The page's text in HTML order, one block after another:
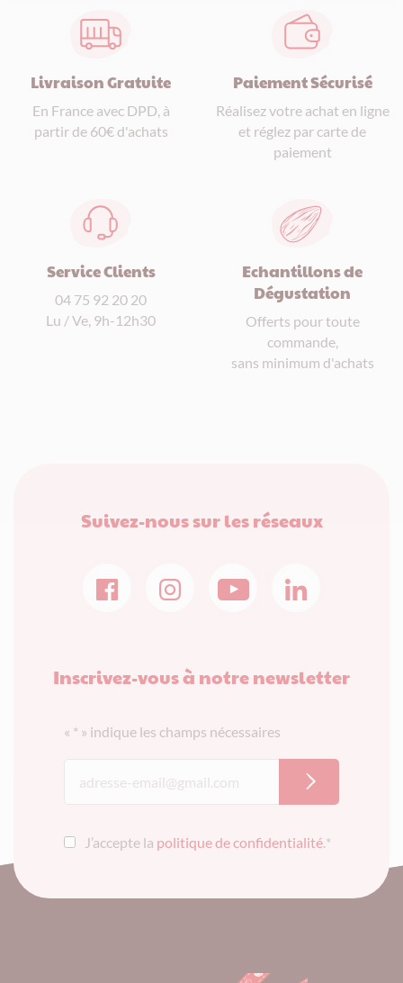
Livraison Gratuite
En France avec DPD, à
partir de 60€ d'achats
Paiement Sécurisé
Réalisez votre achat en ligne
et réglez par carte de
paiement
Service Clients
04 75 92 20 20
Lu / Ve, 9h-12h30
Echantillons de
Dégustation
Offerts pour toute
commande,
sans minimum d'achats
Suivez-nous sur les réseaux
Inscrivez-vous à notre newsletter
« * » indique les champs nécessaires
J’accepte la politique de confidentialité.*